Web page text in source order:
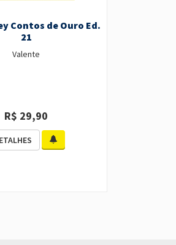
Contos de Ouro Ed.
21
Valente
R$ 29,90